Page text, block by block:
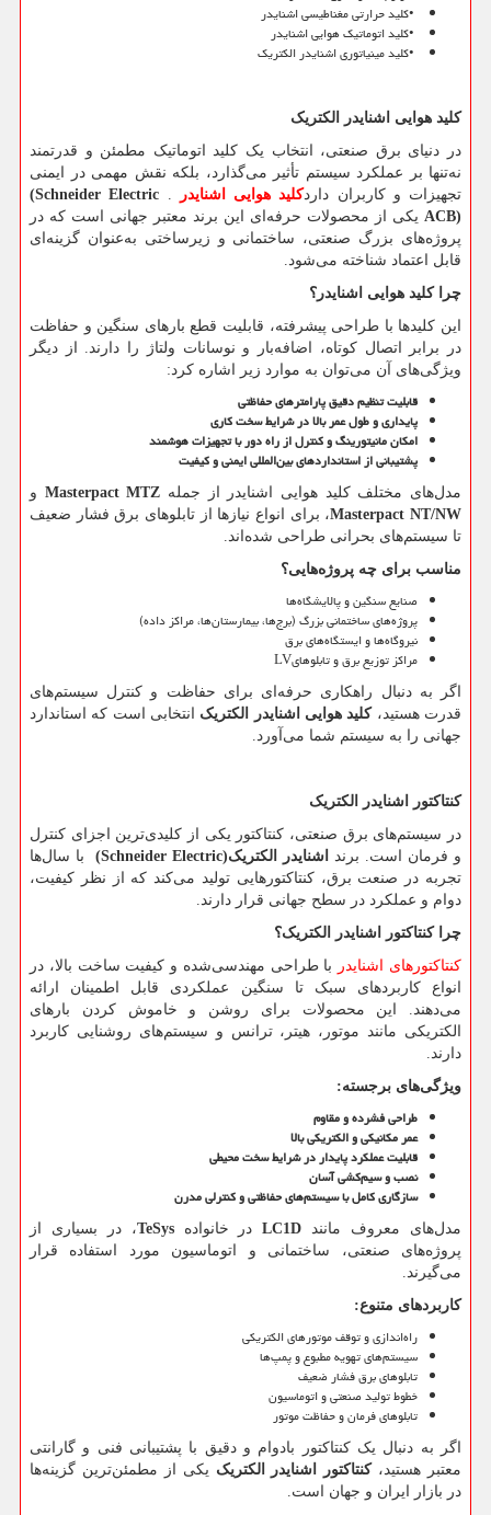
•کلید حرارتی مغناطیسی اشنایدر
•کلید اتوماتیک هوایی اشنایدر
•کلید مینیاتوری اشنایدر الکتریک
کلید هوایی اشنایدر الکتریک
در دنیای برق صنعتی، انتخاب یک کلید اتوماتیک مطمئن و قدرتمند
نه‌تنها بر عملکرد سیستم تأثیر می‌گذارد، بلکه نقش مهمی در ایمنی
تجهیزات و کاربران داردکلید هوایی اشنایدر
(Schneider Electric
ACB) یکی از محصولات حرفه‌ای این برند معتبر جهانی است که در
پروژه‌های بزرگ صنعتی، ساختمانی و زیرساختی به‌عنوان گزینه‌ای
قابل اعتماد شناخته می‌شود.
چرا کلید هوایی اشنایدر؟
این کلیدها با طراحی پیشرفته، قابلیت قطع بارهای سنگین و حفاظت
در برابر اتصال کوتاه، اضافه‌بار و نوسانات ولتاژ را دارند. از دیگر
ویژگی‌های آن می‌توان به موارد زیر اشاره کرد:
قابلیت تنظیم دقیق پارامترهای حفاظتی
پایداری و طول عمر بالا در شرایط سخت کاری
امکان مانیتورینگ و کنترل از راه دور با تجهیزات هوشمند
پشتیبانی از استانداردهای بین‌المللی ایمنی و کیفیت
مدل‌های مختلف کلید هوایی اشنایدر از جمله Masterpact MTZ و
Masterpact NT/NW، برای انواع نیازها از تابلوهای برق فشار ضعیف
تا سیستم‌های بحرانی طراحی شده‌اند.
مناسب برای چه پروژه‌هایی؟
صنایع سنگین و پالایشگاه‌ها
پروژه‌های ساختمانی بزرگ (برج‌ها، بیمارستان‌ها، مراکز داده)
نیروگاه‌ها و ایستگاه‌های برق
مراکز توزیع برق و تابلوهایLV
اگر به دنبال راهکاری حرفه‌ای برای حفاظت و کنترل سیستم‌های
قدرت هستید،کلید هوایی اشنایدر الکتریک انتخابی است که استاندارد
جهانی را به سیستم شما می‌آورد.
کنتاکتور اشنایدر الکتریک
در سیستم‌های برق صنعتی، کنتاکتور یکی از کلیدی‌ترین اجزای کنترل
و فرمان است. برند
اشنایدر الکتریک(Schneider Electric)
با سال‌ها
تجربه در صنعت برق، کنتاکتورهایی تولید می‌کند که از نظر کیفیت،
دوام و عملکرد در سطح جهانی قرار دارند.
چرا کنتاکتور اشنایدر الکتریک؟
کنتاکتورهای اشنایدر
با طراحی مهندسی‌شده و کیفیت ساخت بالا، در
انواع کاربردهای سبک تا سنگین عملکردی قابل اطمینان ارائه
می‌دهند. این محصولات برای روشن و خاموش کردن بارهای
الکتریکی مانند موتور، هیتر، ترانس و سیستم‌های روشنایی کاربرد
دارند.
ویژگی‌های برجسته:
طراحی فشرده و مقاوم
عمر مکانیکی و الکتریکی بالا
قابلیت عملکرد پایدار در شرایط سخت محیطی
نصب و سیم‌کشی آسان
سازگاری کامل با سیستم‌های حفاظتی و کنترلی مدرن
مدل‌های معروف مانند LC1Dدر خانوادهTeSys، در بسیاری از
پروژه‌های صنعتی، ساختمانی و اتوماسیون مورد استفاده قرار
می‌گیرند.
کاربردهای متنوع:
راه‌اندازی و توقف موتورهای الکتریکی
سیستم‌های تهویه مطبوع و پمپ‌ها
تابلوهای برق فشار ضعیف
خطوط تولید صنعتی و اتوماسیون
تابلوهای فرمان و حفاظت موتور
اگر به دنبال یک کنتاکتور بادوام و دقیق با پشتیبانی فنی و گارانتی
معتبر هستید،کنتاکتور اشنایدر الکتریک یکی از مطمئن‌ترین گزینه‌ها
در بازار ایران و جهان است.